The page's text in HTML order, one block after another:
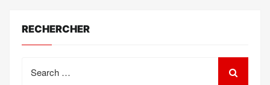
RECHERCHER
for: